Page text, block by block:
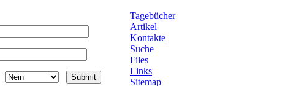
Tagebücher
Artikel
Kontakte
Suche
Files
Links
Sitemap